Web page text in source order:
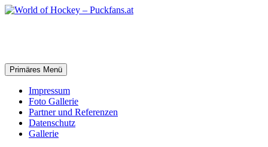
Zum
Suchen
Primäres Menü
Impressum
Foto Gallerie
Partner und Referenzen
Datenschutz
Gallerie